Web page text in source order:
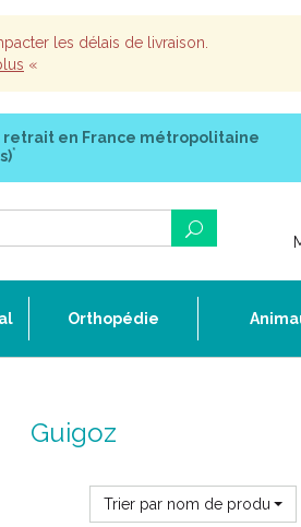
les délais de livraison.
«
retrait en France métropolitaine
*
Orthopédie
Guigoz
Trier par nom de produit